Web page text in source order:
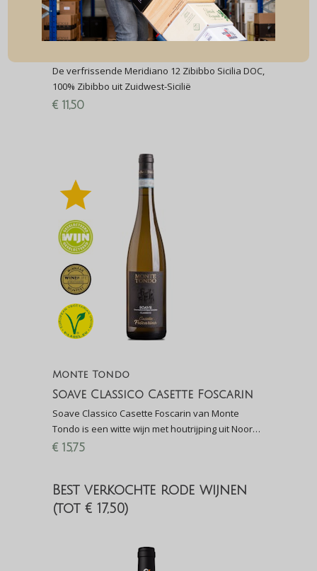
Gorghi Tondi
De verfrissende Meridiano 12 Zibibbo Sicilia DOC,
100% Zibibbo uit Zuidwest-Sicilië
€ 11,50
Monte Tondo
Soave Classico Casette Foscarin
Soave Classico Casette Foscarin van Monte
Tondo is een witte wijn met houtrijping uit Noord-
Italië gemaakt van de Garganega-druif.
€ 15,75
Best verkochte rode wijnen
(tot € 17,50)